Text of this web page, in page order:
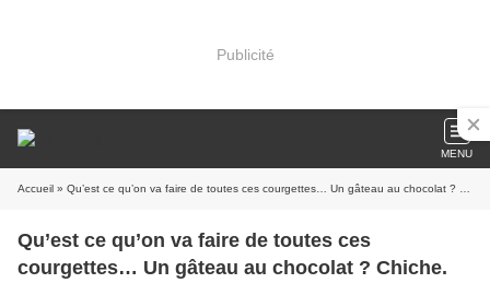
Publicité
MENU
Accueil » Qu’est ce qu’on va faire de toutes ces courgettes… Un gâteau au chocolat ? Chiche.
Qu’est ce qu’on va faire de toutes ces
courgettes… Un gâteau au chocolat ? Chiche.